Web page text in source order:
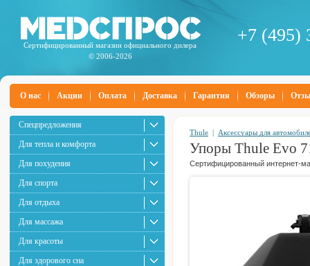
Сертифицированный магазин официального дилера
© 2006-2026
+7 (495)
О нас Акции Оплата Доставка Гарантия Обзоры
Спецпредложения
Для тепла и комфорта
Для похудения
Для спорта
Для отдыха
Для массажа
Для красоты
Для здорового сна
Thule | Аксессуары для
Упоры Thule Evo
Сертифицированный интернет-